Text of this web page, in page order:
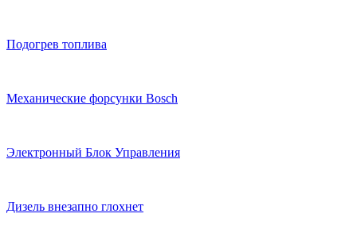
Подогрев топлива
Механические форсунки Bosch
Электронный Блок Управления
Дизель внезапно глохнет